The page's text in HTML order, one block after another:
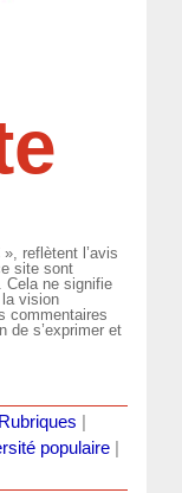
reflètent l’avis
site sont
Cela ne signifie
vision
commentaires
de s’exprimer et
Rubriques
populaire